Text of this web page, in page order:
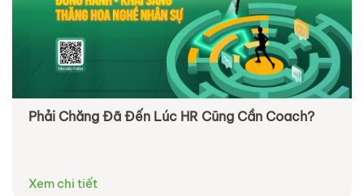
Phải Chăng Đã Đến Lúc HR Cũng Cần Coach?
Xem chi tiết